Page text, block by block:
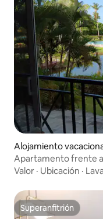
Alojamiento
Apartamento frente a
piscina y balcón
Valor · Ubicación ·
Superanfitrión
Superanfitrión